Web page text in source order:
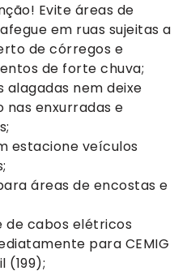
Evite áreas de
em ruas sujeitas a
de córregos e
de forte chuva;
alagadas nem deixe
enxurradas e
estacione veículos
áreas de encostas e
de cabos elétricos
para CEMIG
(199);